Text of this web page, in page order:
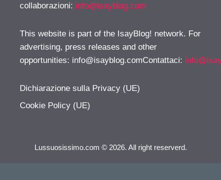
collaborazioni: info@isayblog.com
This website is part of the IsayBlog! network. For
advertising, press releases and other
opportunities: info@isayblog.comContattaci:
Dichiarazione sulla Privacy (UE)
Cookie Policy (UE)
Lussuosissimo.com © 2026. All right reserverd.